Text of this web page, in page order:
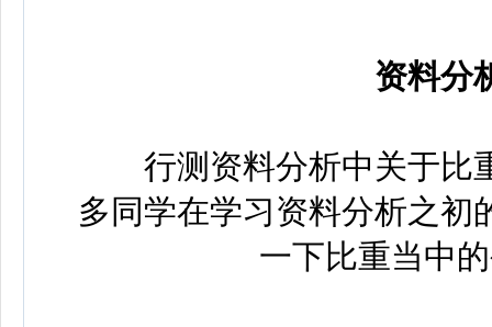
资料分
行测资料分析中关于比
多同学在学习资料分析之初
一下比重当中